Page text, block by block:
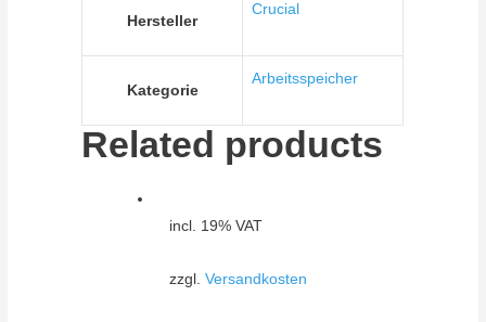
Hersteller
Crucial
Kategorie
Arbeitsspeicher
Related products
incl. 19% VAT
zzgl. Versandkosten